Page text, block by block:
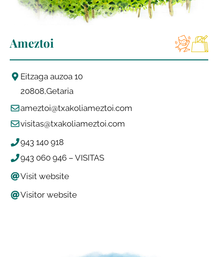
Ameztoi
Eitzaga auzoa 10
20808 Getaria
ameztoi@txakoliameztoi.com
visitas@txakoliameztoi.com
943 140 918
943 060 946 – VISITAS
Visit website
Visitor website